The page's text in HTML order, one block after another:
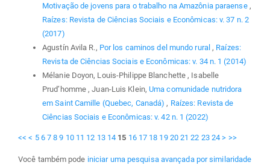
Motivação de jovens para o trabalho na Amazônia paraense ,
Raízes: Revista de Ciências Sociais e Econômicas: v. 37 n. 2
(2017)
Agustín Avila R., Por los caminos del mundo rural , Raízes:
Revista de Ciências Sociais e Econômicas: v. 34 n. 1 (2014)
Mélanie Doyon, Louis-Philippe Blanchette , Isabelle
Prud’homme , Juan-Luis Klein,Uma comunidade nutridora
em Saint Camille (Quebec, Canadá) , Raízes: Revista de
Ciências Sociais e Econômicas: v. 42 n. 1 (2022)
<< < 5 6 7 8 9 10 11 12 13 14 15 16 17 18 19 20 21 22 23 24 > >>
Você também pode iniciar uma pesquisa avançada por similaridade